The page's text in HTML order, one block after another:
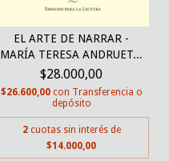
EL ARTE DE NARRAR -
MARÍA TERESA ANDRUET...
$28.000,00
$26.600,00 con Transferencia o
depósito
2 cuotas sin interés de
$14.000,00